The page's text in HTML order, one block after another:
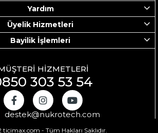
Yardım
Üyelik Hizmetleri
Bayilik İşlemleri
HİZMETLERİ
303 53 54
destek@nukrotech.com
- Tüm Hakları Saklıdır.